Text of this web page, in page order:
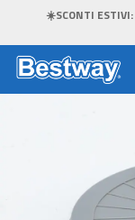
☀️SCONTI